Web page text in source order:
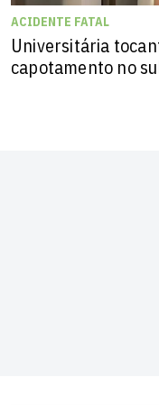
ACIDENTE FATAL
Universitária
capotamento no